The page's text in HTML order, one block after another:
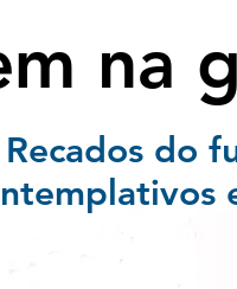
na
Recados do